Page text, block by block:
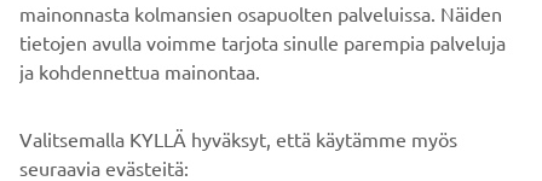
B2B
mainonnasta kolmansien osapuolten palveluissa. Näiden
tietojen avulla voimme tarjota sinulle parempia palveluja
ja kohdennettua mainontaa.
Valitsemalla KYLLÄ hyväksyt, että käytämme myös
seuraavia evästeitä: